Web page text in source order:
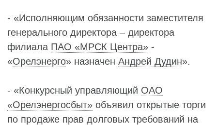
- «Исполняющим обязанности заместителя
генерального директора – директора
филиала ПАО «МРСК Центра» -
«Орелэнерго» назначен Андрей Дудин».
- «Конкурсный управляющий ОАО
«Орелэнергосбыт» объявил открытые торги
по продаже прав долговых требований на